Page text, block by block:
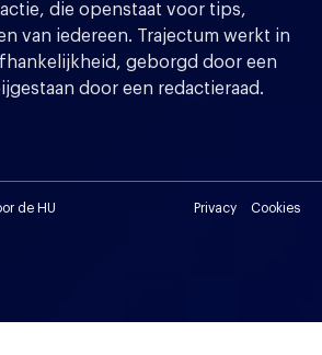
die openstaat voor tips,
van iedereen. Trajectum werkt in
geborgd door een
door een redactieraad.
de HU Privacy Cookies